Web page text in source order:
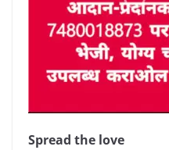
Spread the love